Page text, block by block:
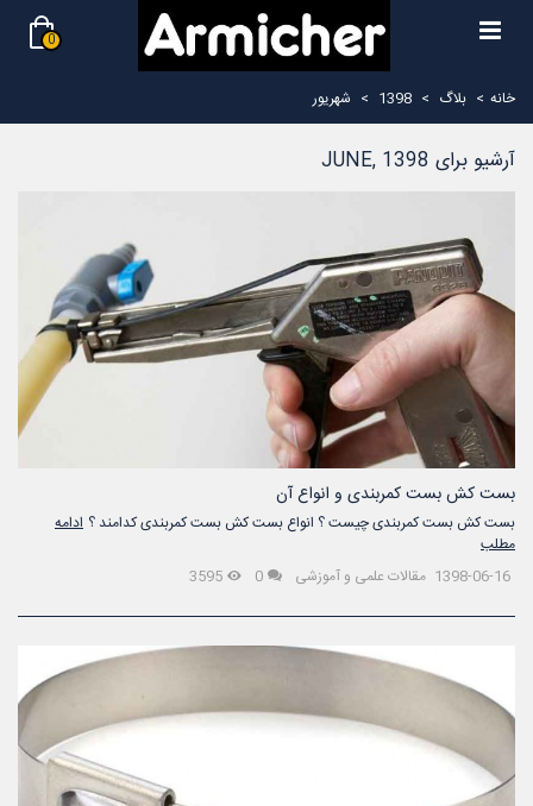
0
خانه > بلاگ >
1398
> شهریور
آرشیو برای JUNE, 1398
بست کش بست کمربندی و انواع آن
بست کش بست کمربندی چیست ؟ انواع بست کش بست کمربندی کدامند ؟ ادامه
مطلب
1398-06-16 مقالات علمی و آموزشی 0
3595